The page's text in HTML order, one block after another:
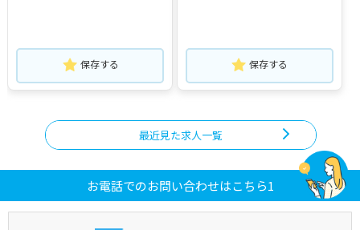
保存する 保存する
最近見た求人一覧
お電話でのお問い合わせはこちら1